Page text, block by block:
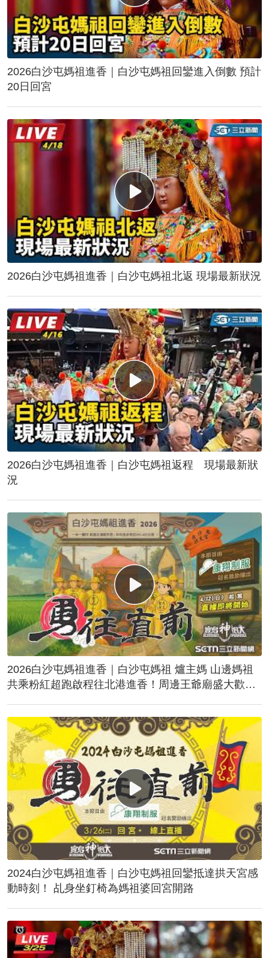
2026白沙屯媽祖進香｜白沙屯媽祖回鑾進入倒數 預計
20日回宮
2026白沙屯媽祖進香｜白沙屯媽祖北返 現場最新狀況
2026白沙屯媽祖進香｜白沙屯媽祖返程 現場最新狀
況
2026白沙屯媽祖進香｜白沙屯媽祖 爐主媽 山邊媽祖
共乘粉紅超跑啟程往北港進香！周邊王爺廟盛大歡
2024白沙屯媽祖進香｜白沙屯媽祖回鑾抵達拱天宮感
動時刻！ 乩身坐釘椅為媽祖婆回宮開路